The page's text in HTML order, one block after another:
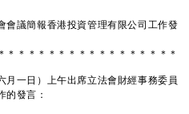
會議簡報香港投資管理有限公司工作發
＊ ＊ ＊ ＊ ＊ ＊ ＊ ＊ ＊ ＊ ＊ ＊ ＊ ＊ ＊ ＊ ＊ ＊
一日）上午出席立法會財經事務委員
的發言：